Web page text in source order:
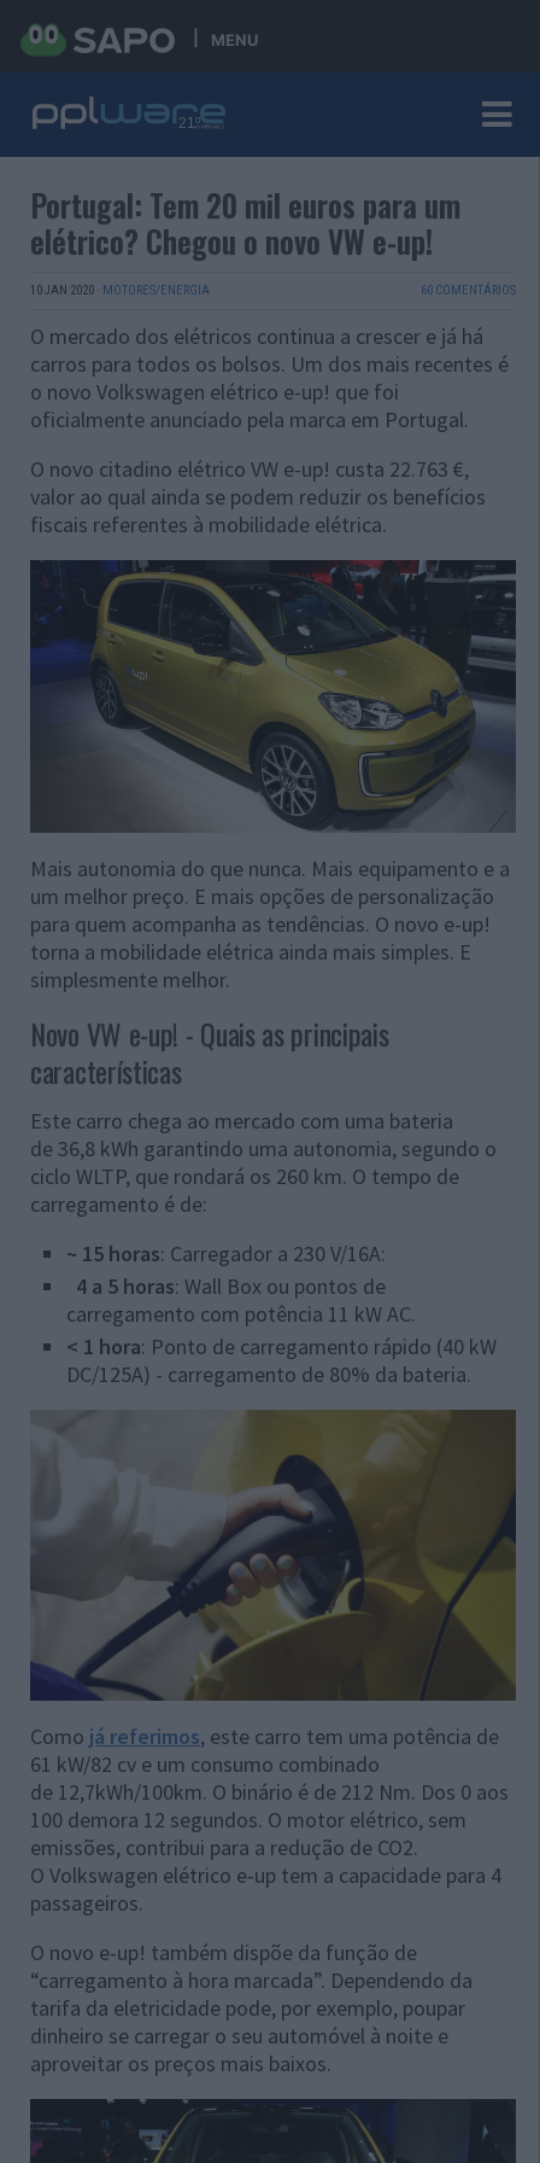
MENU
Portugal: Tem 20 mil euros para um
elétrico? Chegou o novo VW e-up!
10 JAN 2020 · MOTORES/ENERGIA 60 COMENTÁRIOS
O mercado dos elétricos continua a crescer e já há
carros para todos os bolsos. Um dos mais recentes é
o novo Volkswagen elétrico e-up! que foi
oficialmente anunciado pela marca em Portugal.
O novo citadino elétrico VW e-up! custa 22.763 €,
valor ao qual ainda se podem reduzir os benefícios
fiscais referentes à mobilidade elétrica.
Mais autonomia do que nunca. Mais equipamento e a
um melhor preço. E mais opções de personalização
para quem acompanha as tendências. O novo e-up!
torna a mobilidade elétrica ainda mais simples. E
simplesmente melhor.
Novo VW e-up! - Quais as principais
características
Este carro chega ao mercado com uma bateria
de36,8 kWh garantindo uma autonomia, segundo o
ciclo WLTP, que rondará os 260 km. O tempo de
carregamento é de:
~ 15 horas: Carregador a 230 V/16A:
4 a 5 horas: Wall Box ou pontos de
carregamento com potência 11 kW AC.
< 1 hora: Ponto de carregamento rápido (40 kW
DC/125A) - carregamento de 80% da bateria.
Como já referimos, este carro tem uma potência de
61 kW/82 cv e um consumo combinado
de 12,7kWh/100km. O binário é de 212 Nm. Dos 0 aos
100 demora 12 segundos. O motor elétrico, sem
emissões, contribui para a redução de CO2.
O Volkswagen elétrico e-up tem a capacidade para 4
passageiros.
O novo e-up! também dispõe da função de
“carregamento à hora marcada”. Dependendo da
tarifa da eletricidade pode, por exemplo, poupar
dinheiro se carregar o seu automóvel à noite e
aproveitar os preços mais baixos.